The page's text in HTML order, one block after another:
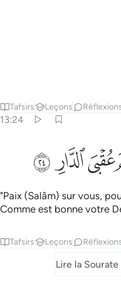
les jardins d’Eden, où ils
leurs ascendants,
bons croyants. De
Tafsirs Leçons
13:24
ٱلدَّارِ ٢٤
ﲔﲕﲖ
"Paix (Salâm) sur vous,
Comme est bonne votre
Tafsirs Leçons
Lire la